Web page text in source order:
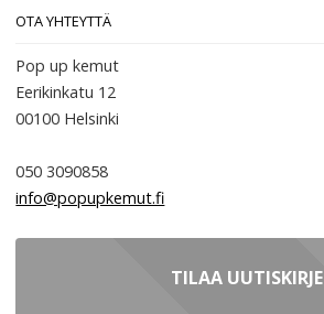
OTA YHTEYTTÄ
Pop up kemut
Eerikinkatu 12
00100 Helsinki
050 3090858
info@popupkemut.fi
TILAA UUTISKIRJE